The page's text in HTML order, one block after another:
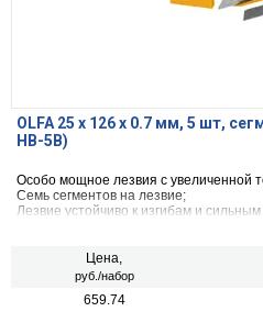
OLFA 25 х 126 х 0.7 мм, 5 шт,
HB-5B)
Особо мощное лезвия с увеличенной
Семь сегментов на лезвие;
Лезвие устойчиво к изгибам и сильным
Цена,
руб./набор
659.74